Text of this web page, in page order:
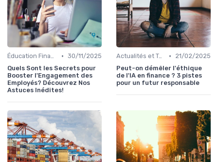
Éducation Financière • 30/11/2025
Quels Sont les Secrets pour
Booster l'Engagement des
Employés? Découvrez Nos
Astuces Inédites!
Actualités et Tendances Économiques •
21/02/2025
Peut-on démêler l'éthique
de l'IA en finance ? 3 pistes
pour un futur responsable